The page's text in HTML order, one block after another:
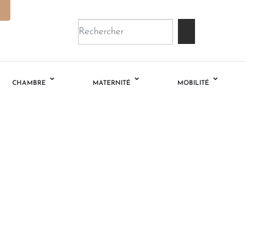
CHAMBRE MATERNITÉ MOBILITÉ